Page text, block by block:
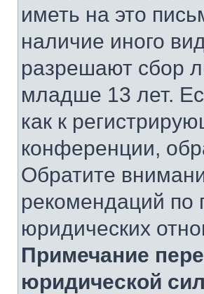
иметь на это
наличие иного
разрешают сбор
младше 13 лет.
как к
конференции,
Обратите
рекомендаций по
юридических
Примечание
юридической